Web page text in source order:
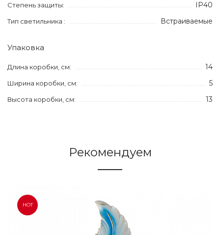
Степень защиты: IP40
Тип светильника : Встраиваемые
Упаковка
Длина коробки, см: 14
Ширина коробки, см: 5
Высота коробки, см: 13
Рекомендуем
HOT